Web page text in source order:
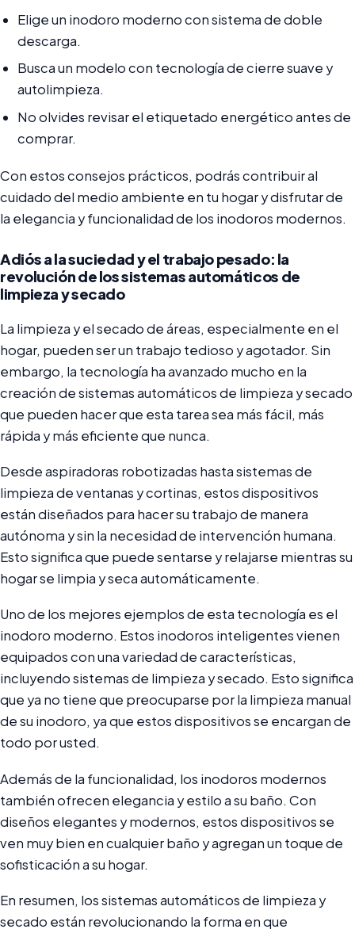
Elige un inodoro moderno con sistema de doble
descarga.
Busca un modelo con tecnología de cierre suave y
autolimpieza.
No olvides revisar el etiquetado energético antes de
comprar.
Con estos consejos prácticos, podrás contribuir al
cuidado del medio ambiente en tu hogar y disfrutar de
la elegancia y funcionalidad de los inodoros modernos.
Adiós a la suciedad y el trabajo pesado: la
revolución de los sistemas automáticos de
limpieza y secado
La limpieza y el secado de áreas, especialmente en el
hogar, pueden ser un trabajo tedioso y agotador. Sin
embargo, la tecnología ha avanzado mucho en la
creación de sistemas automáticos de limpieza y secado
que pueden hacer que esta tarea sea más fácil, más
rápida y más eficiente que nunca.
Desde aspiradoras robotizadas hasta sistemas de
limpieza de ventanas y cortinas, estos dispositivos
están diseñados para hacer su trabajo de manera
autónoma y sin la necesidad de intervención humana.
Esto significa que puede sentarse y relajarse mientras su
hogar se limpia y seca automáticamente.
Uno de los mejores ejemplos de esta tecnología es el
inodoro moderno. Estos inodoros inteligentes vienen
equipados con una variedad de características,
incluyendo sistemas de limpieza y secado. Esto significa
que ya no tiene que preocuparse por la limpieza manual
de su inodoro, ya que estos dispositivos se encargan de
todo por usted.
Además de la funcionalidad, los inodoros modernos
también ofrecen elegancia y estilo a su baño. Con
diseños elegantes y modernos, estos dispositivos se
ven muy bien en cualquier baño y agregan un toque de
sofisticación a su hogar.
En resumen, los sistemas automáticos de limpieza y
secado están revolucionando la forma en que